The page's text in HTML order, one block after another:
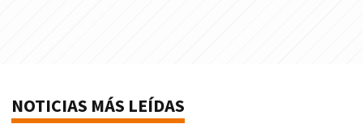
NOTICIAS MÁS LEÍDAS